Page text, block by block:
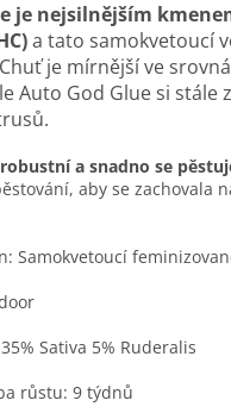
je nejsilnějším
a tato samokvetoucí
je mírnější ve
Auto God Glue si stále
a snadno se
aby se zachovala
Samokvetoucí
Sativa 5% Ruderalis
růstu: 9 týdnů